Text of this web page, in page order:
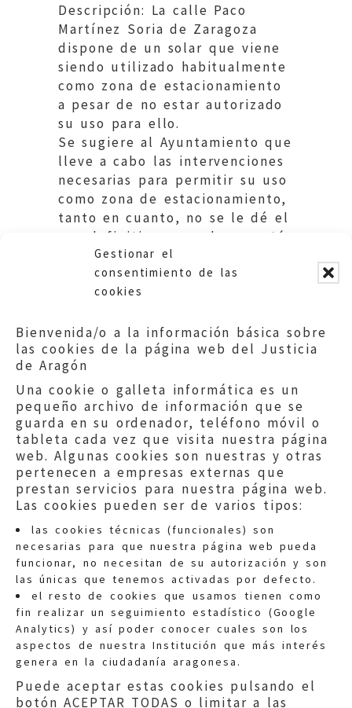
Gestionar el
consentimiento de las
cookies
Bienvenida/o a la información básica sobre
las cookies de la página web del Justicia
de Aragón
Una cookie o galleta informática es un
pequeño archivo de información que se
guarda en su ordenador, teléfono móvil o
tableta cada vez que visita nuestra página
web. Algunas cookies son nuestras y otras
pertenecen a empresas externas que
prestan servicios para nuestra página web.
Las cookies pueden ser de varios tipos:
las cookies técnicas (funcionales) son
necesarias para que nuestra página web pueda
funcionar, no necesitan de su autorización y son
las únicas que tenemos activadas por defecto.
el resto de cookies que usamos tienen como
fin realizar un seguimiento estadístico (Google
Analytics) y así poder conocer cuales son los
aspectos de nuestra Institución que más interés
genera en la ciudadanía aragonesa.
Puede aceptar estas cookies pulsando el
botón ACEPTAR TODAS o limitar a las
Descripción: La calle Paco
Martínez Soria de Zaragoza
dispone de un solar que viene
siendo utilizado habitualmente
como zona de estacionamiento
a pesar de no estar autorizado
su uso para ello.
Se sugiere al Ayuntamiento que
lleve a cabo las intervenciones
necesarias para permitir su uso
como zona de estacionamiento,
tanto en cuanto, no se le dé el
uso definitivo para el que está
destinado.
Quejas:quejas@eljusticiadearagon.es
Información general:
informacion@eljusticiadearagon.es
Teléfonos:900 210 210/